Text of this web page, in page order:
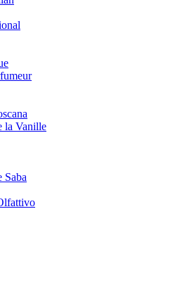
la Vanille
Saba